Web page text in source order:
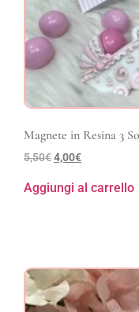
Magnete in Resina 3
5,50€4,00€
Aggiungi al carrello